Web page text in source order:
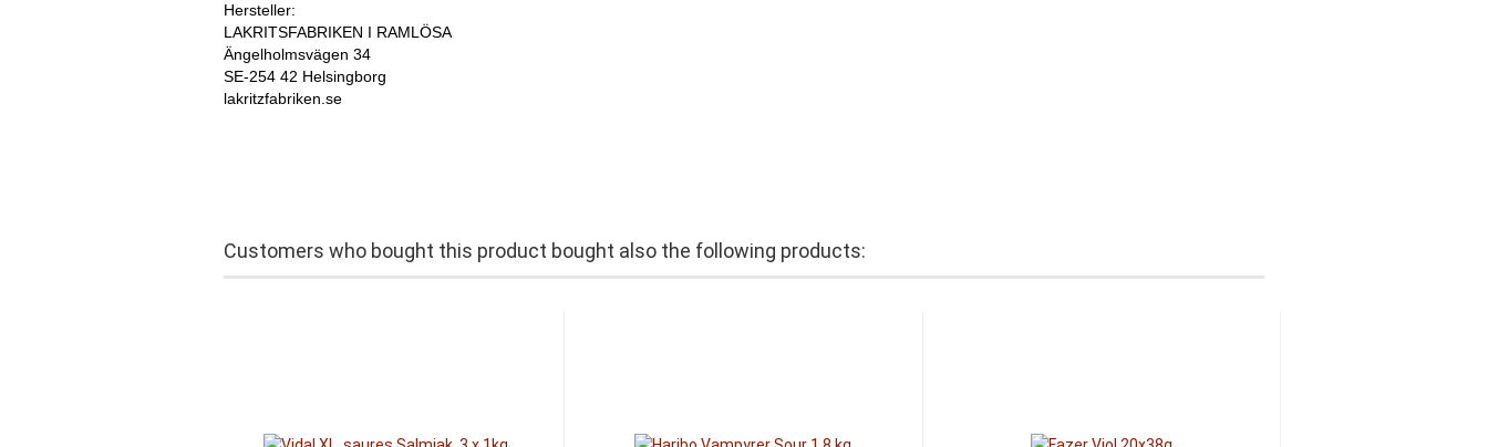
Hersteller:
LAKRITSFABRIKEN I RAMLÖSA
Ängelholmsvägen 34
SE-254 42 Helsingborg
lakritzfabriken.se
Customers who bought this product bought also the following products: